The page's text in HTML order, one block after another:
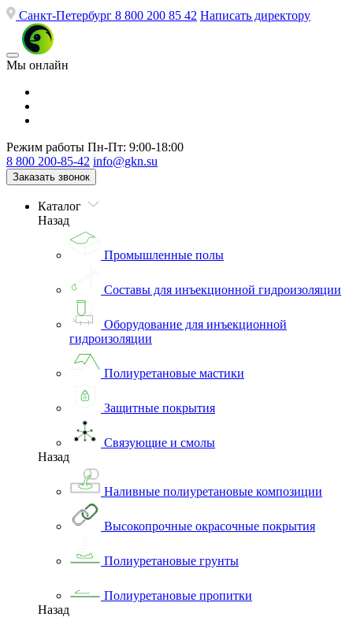
Санкт-Петербург 8 800 200 85 42 Написать директору
Мы онлайн
Режим работы Пн-Пт: 9:00-18:00
8 800 200-85-42 info@gkn.su
Заказать звонок
Каталог
Назад
Промышленные полы
Составы для инъекционной гидроизоляции
Оборудование для инъекционной
гидроизоляции
Полиуретановые мастики
Защитные покрытия
Связующие и смолы
Назад
Наливные полиуретановые композиции
Высокопрочные окрасочные покрытия
Полиуретановые грунты
Полиуретановые пропитки
Назад